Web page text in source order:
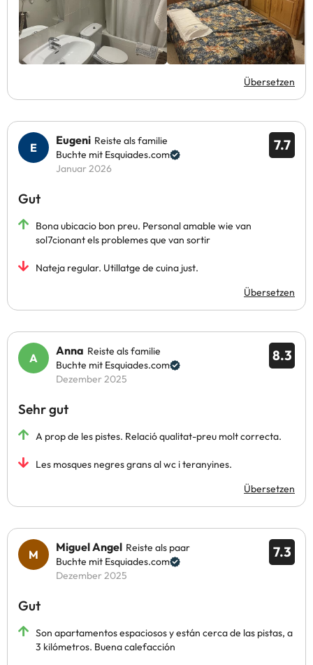
Übersetzen
7.7
Eugeni Reiste als familie
Buchte mit Esquiades.com
Januar 2026
Gut
Bona ubicacio bon preu. Personal amable wie van
sol7cionant els problemes que van sortir
Nateja regular. Utillatge de cuina just.
Übersetzen
8.3
Anna Reiste als familie
Buchte mit Esquiades.com
Dezember 2025
Sehr gut
A prop de les pistes. Relació qualitat-preu molt correcta.
Les mosques negres grans al wc i teranyines.
Übersetzen
7.3
Miguel Angel Reiste als paar
Buchte mit Esquiades.com
Dezember 2025
Gut
Son apartamentos espaciosos y están cerca de las pistas, a
3 kilómetros. Buena calefacción